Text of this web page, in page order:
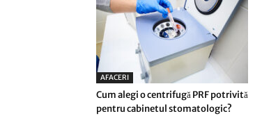
AFACERI
Cum alegi o centrifugă PRF potrivită
pentru cabinetul stomatologic?